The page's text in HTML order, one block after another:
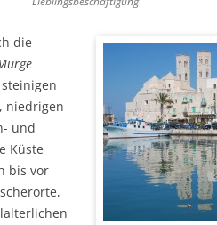
die
niedrigen
und
Küste
bis vor